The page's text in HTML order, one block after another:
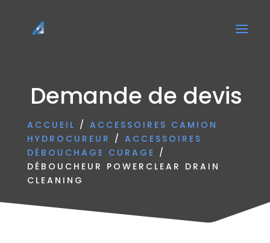
Demande de devis
ACCUEIL / ACCESSOIRES CAMION
HYDROCUREUR / ACCESSOIRES
DÉBOUCHAGE CURAGE /
DÉBOUCHEUR POWERCLEAR DRAIN
CLEANING